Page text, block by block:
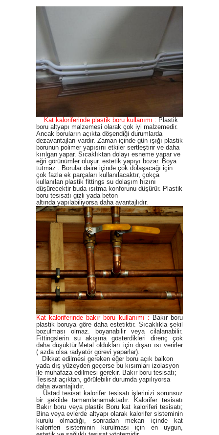
Kat kaloriferinde plastik boru kullanımı : Plastik
boru altyapı malzemesi olarak çok iyi malzemedir.
Ancak boruların açıkta döşendiği durumlarda
dezavantajları vardır. Zaman içinde gün ışığı plastik
borunun polimer yapısını etkiler sertleştirir ve daha
kırılgan yapar. Sıcaklıktan dolayı esneme yapar ve
eğri görünümler oluşur. estetik yapıyı bozar. Boya
tutmaz . Borular daire içinde çok dolaşacağı için
çok fazla ek parçaları kullanılacaktır, çokça
kullanılan plastik fittings su dolaşım hızını
düşürecektir buda ısıtma konforunu düşürür. Plastik
boru tesisatı gizli yada beton
altında yapılabiliyorsa daha avantajlıdır.
Kat kaloriferinde bakır boru kullanımı : Bakır boru
plastik boruya göre daha estetiktir. Sıcaklıkla şekil
bozulması olmaz. boyanabilir veya cilalanabilir.
Fittingslerin su akışına gösterdikleri direnç çok
daha düşüktür.Metal oldukları için dışarı ısı verirler
( azda olsa radyatör görevi yaparlar).
Dikkat edilmesi gereken eğer boru açık balkon
yada dış yüzeyden geçerse bu kısımları izolasyon
ile muhafaza edilmesi gerekir. Bakır boru tesisatı;
Tesisat açıktan, görülebilir durumda yapılıyorsa
daha avantajlıdır.
Üstad tesisat kalorifer tesisatı işlerinizi sorunsuz
bir şekilde tamamlanamaktadır. Kalorifer tesisatı
Bakır boru veya plastik Boru kat kaloriferi tesisatı;
Bina veya evlerde altyapı olarak kalorifer sisteminin
kurulu olmadığı, sonradan mekan içinde kat
kaloriferi sisteminin kurulması için en uygun,